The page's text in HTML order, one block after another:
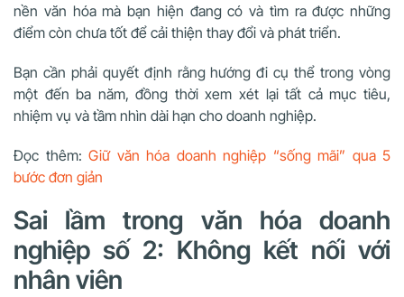
nền văn hóa mà bạn hiện đang có và tìm ra được những
điểm còn chưa tốt để cải thiện thay đổi và phát triển.
Bạn cần phải quyết định rằng hướng đi cụ thể trong vòng
một đến ba năm, đồng thời xem xét lại tất cả mục tiêu,
nhiệm vụ và tầm nhìn dài hạn cho doanh nghiệp.
Đọc thêm: Giữ văn hóa doanh nghiệp “sống mãi” qua 5
bước đơn giản
Sai lầm trong văn hóa doanh
nghiệp số 2: Không kết nối với
nhân viên